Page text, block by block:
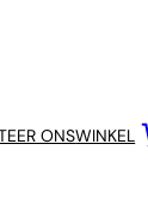
ONSWINKEL